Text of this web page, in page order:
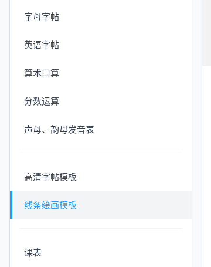
字母字帖
英语字帖
算术口算
分数运算
声母、韵母发音表
高清字帖模板
线条绘画模板
课表